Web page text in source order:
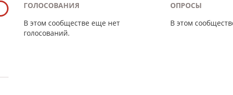
ГОЛОСОВАНИЯ
В этом сообществе еще нет
голосований.
ОПРОСЫ
В этом